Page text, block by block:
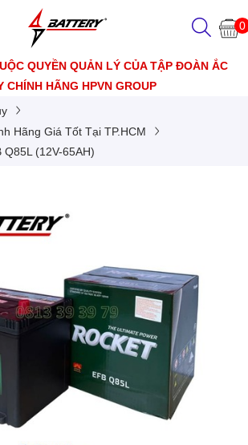
0
QUYỀN QUẢN LÝ CỦA TẬP ĐOÀN ẮC
CHÍNH HÃNG HPVN GROUP
Hãng Giá Tốt Tại TP.HCM
Q85L (12V-65AH)